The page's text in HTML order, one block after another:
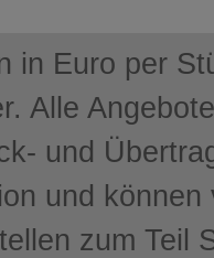
in Euro per
Alle
und
und
zum Teil